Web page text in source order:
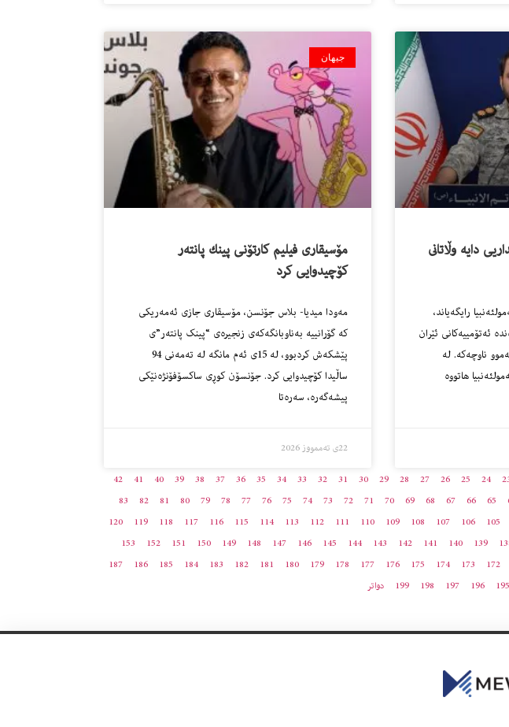
دایه‌ وڵاتانى
رایگەیاند،
ئەتۆمییەکانی ئێران
ناوچەکە. له‌
هاتووه‌
جیهان
مۆسیقارى فیلیم کارتۆنی پینك پانته‌ر
كۆچیدوایی كرد
مه‌ودا میدیا- بلاس جۆنسن، مۆسیقاری جازى ئەمه‌ریکی
کە گۆرانییە بەناوبانگەکەی زنجیرەی “پینک پانتەر”ی
پێشکەش کردبوو، لە 15ى ئه‌م مانگه‌ لە تەمەنی 94
ساڵیدا کۆچیدوایی کرد. جۆنسۆن کوڕی ساکسۆفۆنژەنێکی
پیشەگەرە، سەرەتا
22ی تەممووز 2026
24
25
26
27
28
29
30
31
32
33
34
35
36
37
38
39
40
41
42
65
66
67
68
69
70
71
72
73
74
75
76
77
78
79
80
81
82
83
105
106
107
108
109
110
111
112
113
114
115
116
117
118
119
120
139
140
141
142
143
144
145
146
147
148
149
150
151
152
153
172
173
174
175
176
177
178
179
180
181
182
183
184
185
186
187
195
196
197
198
199 دواتر